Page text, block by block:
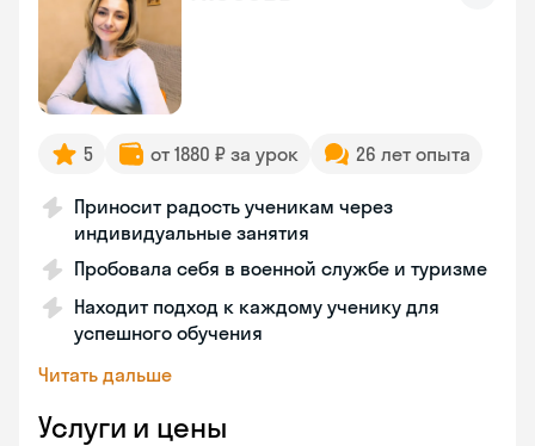
5 от 1880 ₽ за урок 26 лет опыта
Приносит радость ученикам через
индивидуальные занятия
Пробовала себя в военной службе и туризме
Находит подход к каждому ученику для
успешного обучения
Читать дальше
Услуги и цены